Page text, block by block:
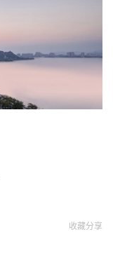
收藏分享